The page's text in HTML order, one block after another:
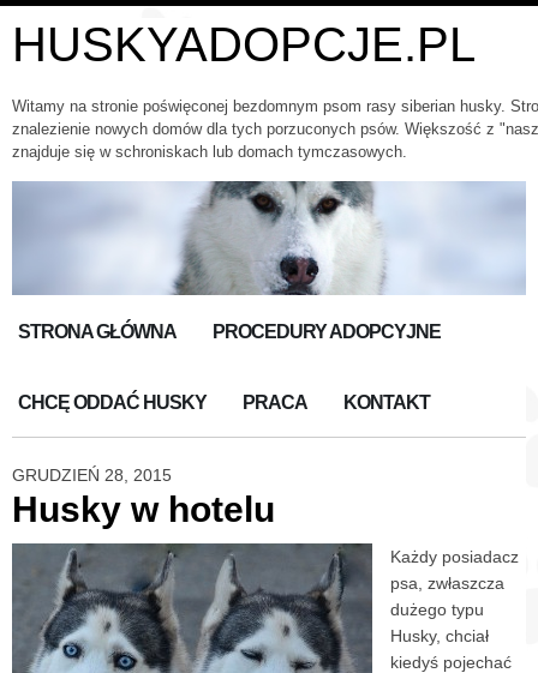
HUSKYADOPCJE.PL
Witamy na stronie poświęconej bezdomnym psom rasy siberian husky.
znalezienie nowych domów dla tych porzuconych psów. Większość z
znajduje się w schroniskach lub domach tymczasowych.
STRONA GŁÓWNA PROCEDURY ADOPCYJNE
CHCĘ ODDAĆ HUSKY PRACA KONTAKT
GRUDZIEŃ 28, 2015
Husky w hotelu
Każdy posiadacz
psa, zwłaszcza
dużego typu
Husky, chciał
kiedyś pojechać